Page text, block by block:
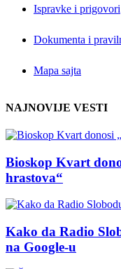
Ispravke i prigovori
Dokumenta i
Mapa sajta
NAJNOVIJE VESTI
Bioskop Kvart
hrastova“
Kako da Radio
na Google-u